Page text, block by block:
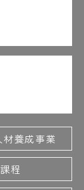
養成事業
程